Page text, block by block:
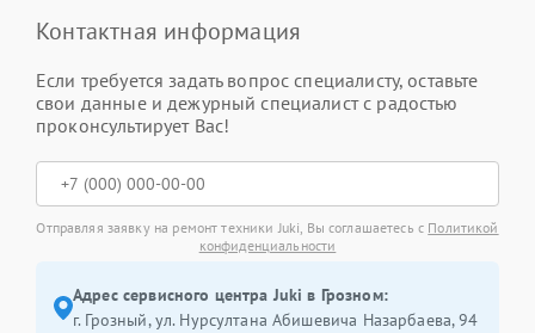
Контактная информация
Если требуется задать вопрос специалисту, оставьте
свои данные и дежурный специалист с радостью
проконсультирует Вас!
Отправляя заявку на ремонт техники Juki, Вы соглашаетесь с Политикой
конфиденциальности
Адрес сервисного центра Juki в Грозном:
г. Грозный, ул. Нурсултана Абишевича Назарбаева, 94